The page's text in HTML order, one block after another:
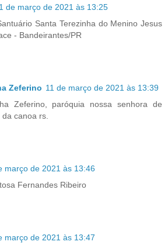
de março de 2021 às 13:25
Santa Terezinha do Menino Jesus
- Bandeirantes/PR
Zeferino 11 de março de 2021 às 13:39
Zeferino, paróquia nossa senhora de
canoa rs.
março de 2021 às 13:46
Fernandes Ribeiro
março de 2021 às 13:47